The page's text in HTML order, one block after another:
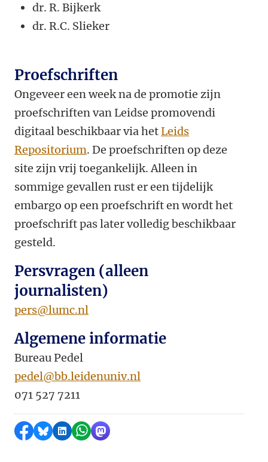
dr. R. Bijkerk
dr. R.C. Slieker
Proefschriften
Ongeveer een week na de promotie zijn
proefschriften van Leidse promovendi
digitaal beschikbaar via hetLeids
Repositorium. De proefschriften op deze
site zijn vrij toegankelijk. Alleen in
sommige gevallen rust er een tijdelijk
embargo op een proefschrift en wordt het
proefschrift pas later volledig beschikbaar
gesteld.
Persvragen (alleen
journalisten)
pers@lumc.nl
Algemene informatie
Bureau Pedel
pedel@bb.leidenuniv.nl
071 527 7211
Delen op Facebook
Delen via Bluesky
Delen op LinkedIn
Delen via WhatsApp
Delen via Mastodon